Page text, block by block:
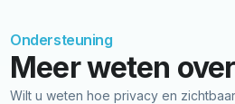
Ondersteuning
Meer weten
Wilt u weten hoe privacy en